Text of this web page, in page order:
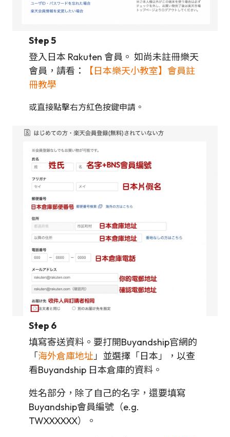
Step 5
登入日本 Rakuten 會員。 如尚未註冊樂天
會員，請看：
【日本樂天小教室】會員註
冊教學
或直接點擊右方紅色按鍵申請。
Step 6
填寫寄送資料。要打開Buyandship官網的
「海外倉庫地址」並選擇「日本」，以查
看Buyandship 日本倉庫的資料。
姓名部分，除了自己的名字，還要填寫
Buyandship會員編號（e.g.
TWXXXXXX）。